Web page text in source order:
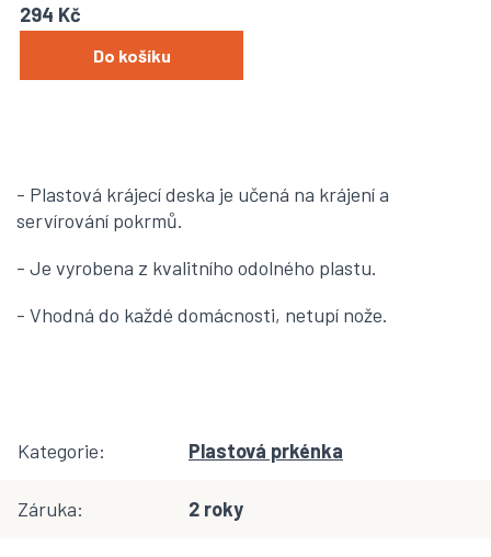
294 Kč
Do košíku
- Plastová krájecí deska je učená na krájení a
servírování pokrmů.
- Je vyrobena z kvalitního odolného plastu.
- Vhodná do každé domácnosti, netupí nože.
Kategorie: Plastová prkénka
Záruka: 2 roky